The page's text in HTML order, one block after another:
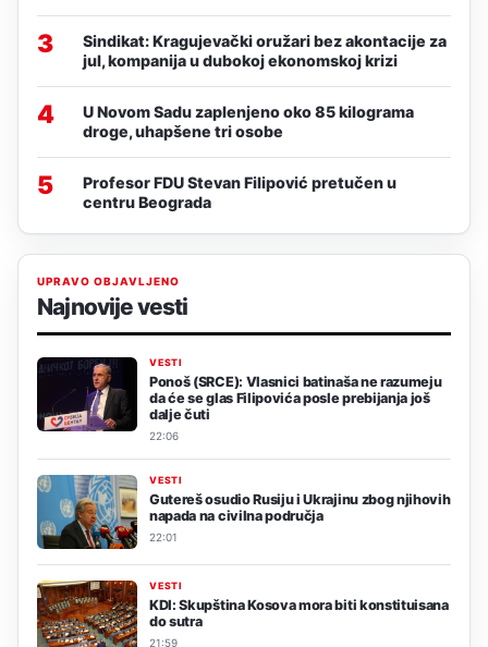
3
Sindikat: Kragujevački oružari bez akontacije za
jul, kompanija u dubokoj ekonomskoj krizi
4
U Novom Sadu zaplenjeno oko 85 kilograma
droge, uhapšene tri osobe
5
Profesor FDU Stevan Filipović pretučen u
centru Beograda
UPRAVO OBJAVLJENO
Najnovije vesti
VESTI
Ponoš (SRCE): Vlasnici batinaša ne razumeju
da će se glas Filipovića posle prebijanja još
dalje čuti
22:06
VESTI
Gutereš osudio Rusiju i Ukrajinu zbog njihovih
napada na civilna područja
22:01
VESTI
KDI: Skupština Kosova mora biti konstituisana
do sutra
21:59